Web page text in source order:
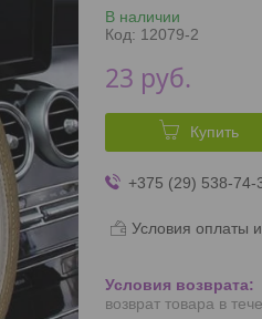
В наличии
Код: 12079-2
23 руб.
Купить
+375 (29) 538-74-
Условия оплаты
возврат товара в